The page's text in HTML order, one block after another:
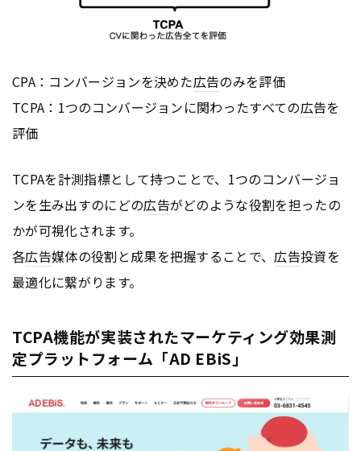
CPA：コンバージョンを決めた広告のみを評価
TCPA：1つのコンバージョンに関わったすべての広告を
評価
TCPAを計測指標として持つことで、1つのコンバージョ
ンを生み出すのにどの広告がどのような役割を担ったの
かが可視化されます。
各広告媒体の役割と成果を把握することで、広告投資を
最適化に繋がります。
TCPA機能が実装されたマーケティング効果測
定プラットフォーム「AD EBiS」